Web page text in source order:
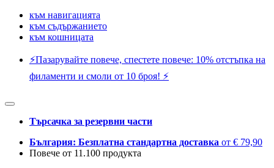
към навигацията
към съдържанието
към кошницата
⚡️Пазарувайте повече, спестете повече: 10% отстъпка на
филаменти и смоли от 10 броя! ⚡️
Търсачка за резервни части
България: Безплатна стандартна доставка от € 79,90
Повече от 11.100 продукта